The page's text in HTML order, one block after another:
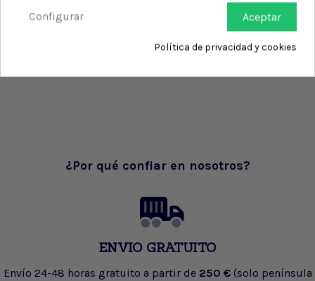
¿Por qué confiar en nosotros?
ENVIO GRATUITO
Envío 24-48 horas gratuito a partir de 250 € (solo península
Aceptar
Configurar
Política de privacidad y cookies